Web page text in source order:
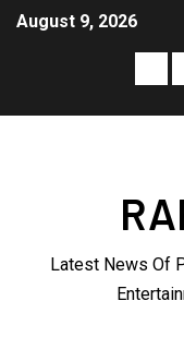
August 9, 2026
Latest News Of